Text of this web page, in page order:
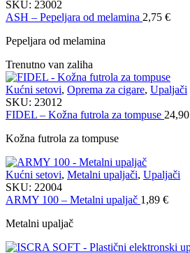
SKU: 23002
ASH – Pepeljara od melamina 2,75 €
Pepeljara od melamina
Trenutno van zaliha
Kućni setovi, Oprema za cigare, Upaljači
SKU: 23012
FIDEL – Kožna futrola za tompuse 24,90
Kožna futrola za tompuse
Kućni setovi, Metalni upaljači, Upaljači
SKU: 22004
ARMY 100 – Metalni upaljač 1,89 €
Metalni upaljač